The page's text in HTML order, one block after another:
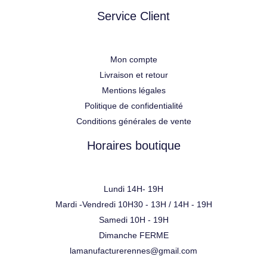
Service Client
Mon compte
Livraison et retour
Mentions légales
Politique de confidentialité
Conditions générales de vente
Horaires boutique
Lundi 14H- 19H
Mardi -Vendredi 10H30 - 13H / 14H - 19H
Samedi 10H - 19H
Dimanche FERME
lamanufacturerennes@gmail.com